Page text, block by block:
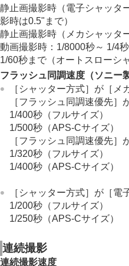
静止画撮影時（電子シャッタ
影時は0.5"まで）
静止画撮影時（メカシャッタ
動画撮影時：1/8000秒～ 1/4
1/60秒まで（オートスローシ
フラッシュ同調速度（ソニー
［シャッター方式］ が ［メ
［フラッシュ同調速優先］
1/400秒（フルサイズ）
1/500秒（APS-Cサイズ）
［フラッシュ同調速優先］
1/320秒（フルサイズ）
1/400秒（APS-Cサイズ）
［シャッター方式］ が ［電
1/200秒（フルサイズ）
1/250秒（APS-Cサイズ）
連続撮影
連続撮影速度